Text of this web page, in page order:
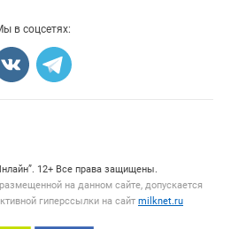
в соцсетях:
12+ Все права защищены.
на данном сайте, допускается
гиперссылки на сайт milknet.ru